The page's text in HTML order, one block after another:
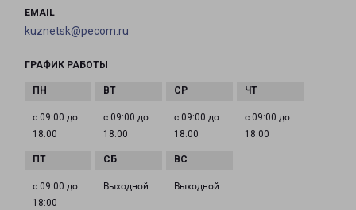
EMAIL
kuznetsk@pecom.ru
ГРАФИК РАБОТЫ
с 09:00 до
18:00
с 09:00 до
18:00
с 09:00 до
18:00
с 09:00 до
18:00
с 09:00 до
18:00
Выходной Выходной